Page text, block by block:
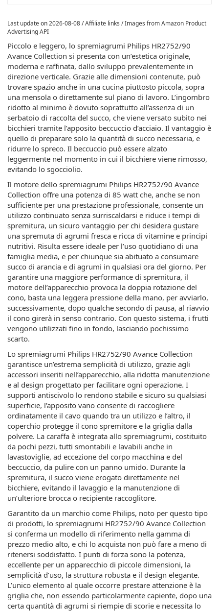
Last update on 2026-08-08 / Affiliate links / Images from Amazon Product
Advertising API
Piccolo e leggero, lo spremiagrumi Philips HR2752/90
Avance Collection si presenta con un’estetica originale,
moderna e raffinata, dallo sviluppo prevalentemente in
direzione verticale. Grazie alle dimensioni contenute, può
trovare spazio anche in una cucina piuttosto piccola, sopra
una mensola o direttamente sul piano di lavoro. L’ingombro
ridotto al minimo è dovuto soprattutto all’assenza di un
serbatoio di raccolta del succo, che viene versato subito nei
bicchieri tramite l’apposito beccuccio d’acciaio. Il vantaggio è
quello di preparare solo la quantità di succo necessaria, e
ridurre lo spreco. Il beccuccio può essere alzato
leggermente nel momento in cui il bicchiere viene rimosso,
evitando lo sgocciolio.
Il motore dello spremiagrumi Philips HR2752/90 Avance
Collection offre una potenza di 85 watt che, anche se non
sufficiente per una prestazione professionale, consente un
utilizzo continuato senza surriscaldarsi e riduce i tempi di
spremitura, un sicuro vantaggio per chi desidera gustare
una spremuta di agrumi fresca e ricca di vitamine e principi
nutritivi. Risulta essere ideale per l’uso quotidiano di una
famiglia media, e per chiunque sia abituato a consumare
succo di arancia e di agrumi in qualsiasi ora del giorno. Per
garantire una maggiore performance di spremitura, il
motore dell’apparecchio provoca la doppia rotazione del
cono, basta una leggera pressione della mano, per avviarlo,
successivamente, dopo qualche secondo di pausa, al riavvio
il cono girerà in senso contrario. Con questo sistema, i frutti
vengono utilizzati fino in fondo, lasciando pochissimo
scarto.
Lo spremiagrumi Philips HR2752/90 Avance Collection
garantisce un’estrema semplicità di utilizzo, grazie agli
accessori inseriti nell’apparecchio, alla ridotta manutenzione
e al design progettato per facilitare ogni operazione. I
supporti antiscivolo lo rendono stabile e sicuro su qualsiasi
superficie, l’apposito vano consente di raccogliere
ordinatamente il cavo quando tra un utilizzo e l’altro, il
coperchio protegge il cono spremitore e la griglia dalla
polvere. La caraffa è integrata allo spremiagrumi, costituito
da pochi pezzi, tutti smontabili e lavabili anche in
lavastoviglie, ad eccezione del corpo macchina e del
beccuccio, da pulire con un panno umido. Durante la
spremitura, il succo viene erogato direttamente nel
bicchiere, evitando il lavaggio e la manutenzione di
un’ulteriore brocca o recipiente raccoglitore.
Garantito da un marchio come Philips, noto per questo tipo
di prodotti, lo spremiagrumi HR2752/90 Avance Collection
si conferma un modello di riferimento nella gamma di
prezzo medio alto, e chi lo acquista non può fare a meno di
ritenersi soddisfatto. I punti di forza sono la potenza,
eccellente per un apparecchio di piccole dimensioni, la
semplicità d’uso, la struttura robusta e il design elegante.
L’unico elemento al quale occorre prestare attenzione è la
griglia che, non essendo particolarmente capiente, dopo una
certa quantità di agrumi si riempie di scorie e necessita lo